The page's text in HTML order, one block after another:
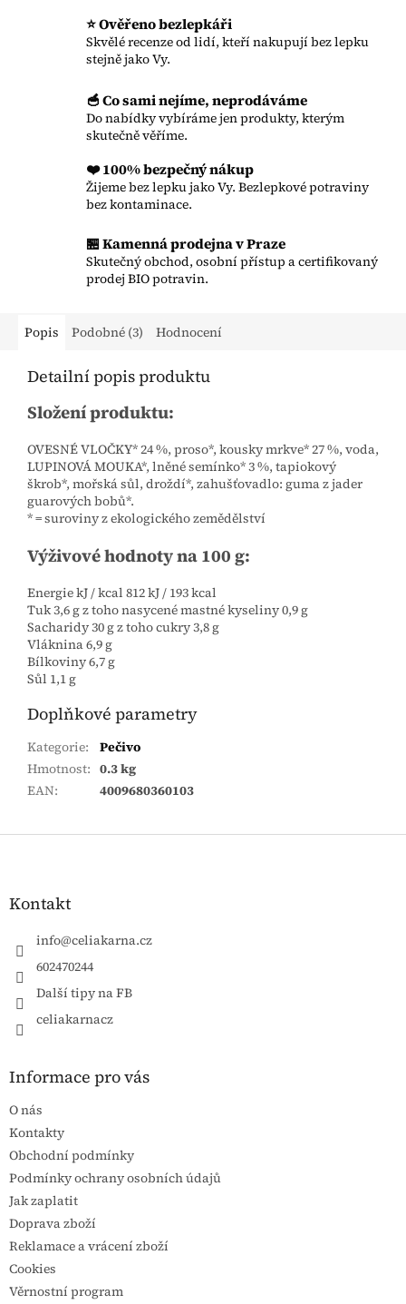
⭐ Ověřeno bezlepkáři
Skvělé recenze od lidí, kteří nakupují bez lepku
stejně jako Vy.
🥣 Co sami nejíme, neprodáváme
Do nabídky vybíráme jen produkty, kterým
skutečně věříme.
❤️ 100% bezpečný nákup
Žijeme bez lepku jako Vy. Bezlepkové potraviny
bez kontaminace.
🏪 Kamenná prodejna v Praze
Skutečný obchod, osobní přístup a certifikovaný
prodej BIO potravin.
Popis Podobné (3) Hodnocení
Detailní popis produktu
Složení produktu:
OVESNÉ VLOČKY* 24 %, proso*, kousky mrkve* 27 %, voda,
LUPINOVÁ MOUKA*, lněné semínko* 3 %, tapiokový
škrob*, mořská sůl, droždí*, zahušťovadlo: guma z jader
guarových bobů*.
* = suroviny z ekologického zemědělství
Výživové hodnoty na 100 g:
Energie kJ / kcal 812 kJ / 193 kcal
Tuk 3,6 g z toho nasycené mastné kyseliny 0,9 g
Sacharidy 30 g z toho cukry 3,8 g
Vláknina 6,9 g
Bílkoviny 6,7 g
Sůl 1,1 g
Doplňkové parametry
Kategorie:
Pečivo
Hmotnost: 0.3 kg
EAN: 4009680360103
Zápatí
Kontakt
info@celiakarna.cz
602470244
Další tipy na FB
celiakarnacz
Informace pro vás
O nás
Kontakty
Obchodní podmínky
Podmínky ochrany osobních údajů
Jak zaplatit
Doprava zboží
Reklamace a vrácení zboží
Cookies
Věrnostní program